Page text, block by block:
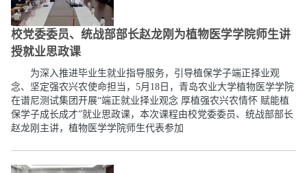
校党委委员、统战部部长赵龙刚为植物医学学院师生讲
授就业思政课
为深入推进毕业生就业指导服务，引导植保学子端正择业观
念、坚定强农兴农使命担当，5月18日，青岛农业大学植物医学学院
在谱尼测试集团开展“端正就业择业观念 厚植强农兴农情怀 赋能植
保学子成长成才”就业思政课，本次课程由校党委委员、统战部部长
赵龙刚主讲，植物医学学院师生代表参加